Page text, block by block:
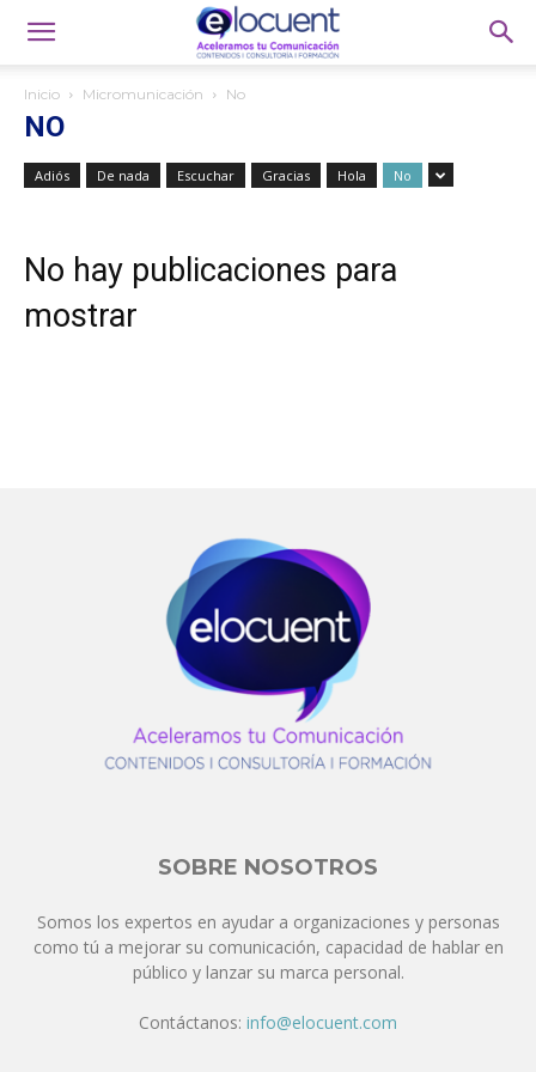
Inicio Micromunicación No
NO
Adiós De nada Escuchar Gracias Hola No
No hay publicaciones para
mostrar
SOBRE NOSOTROS
Somos los expertos en ayudar a organizaciones y personas
como tú a mejorar su comunicación, capacidad de hablar en
público y lanzar su marca personal.
Contáctanos: info@elocuent.com